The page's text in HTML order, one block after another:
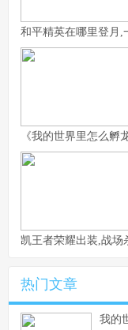
和平精英在哪里登月,
《我的世界里怎么孵
凯王者荣耀出装,战场
热门文章
我的